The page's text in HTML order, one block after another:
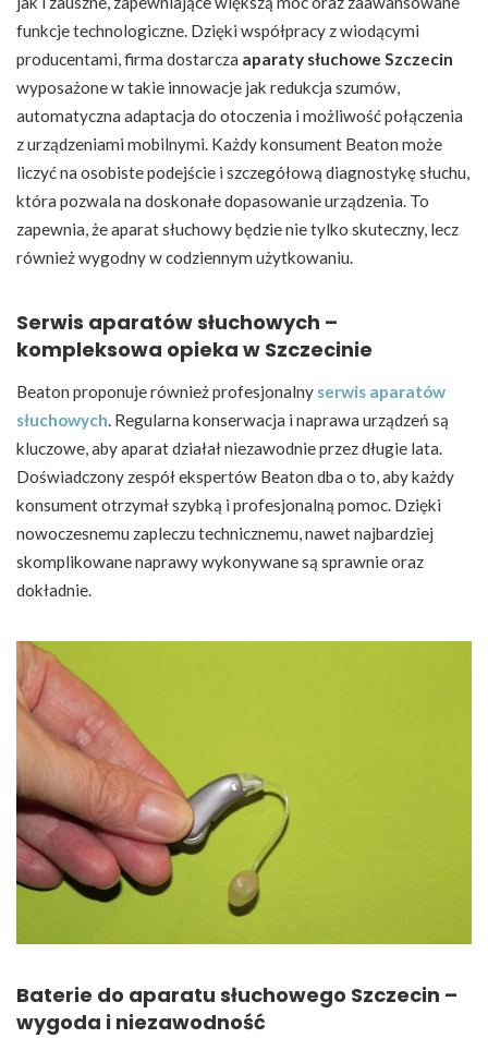
funkcje technologiczne. Dzięki współpracy z wiodącymi
producentami, firma dostarcza aparaty słuchowe Szczecin
wyposażone w takie innowacje jak redukcja szumów,
automatyczna adaptacja do otoczenia i możliwość połączenia
z urządzeniami mobilnymi. Każdy konsument Beaton może
liczyć na osobiste podejście i szczegółową diagnostykę słuchu,
która pozwala na doskonałe dopasowanie urządzenia. To
zapewnia, że aparat słuchowy będzie nie tylko skuteczny, lecz
również wygodny w codziennym użytkowaniu.
Serwis aparatów słuchowych –
kompleksowa opieka w Szczecinie
Beaton proponuje również profesjonalny serwis aparatów
słuchowych. Regularna konserwacja i naprawa urządzeń są
kluczowe, aby aparat działał niezawodnie przez długie lata.
Doświadczony zespół ekspertów Beaton dba o to, aby każdy
konsument otrzymał szybką i profesjonalną pomoc. Dzięki
nowoczesnemu zapleczu technicznemu, nawet najbardziej
skomplikowane naprawy wykonywane są sprawnie oraz
dokładnie.
Baterie do aparatu słuchowego Szczecin –
wygoda i niezawodność